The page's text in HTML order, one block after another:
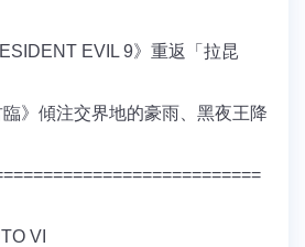
EVIL 9》重返「拉昆
》傾注交界地的豪雨、黑夜王降
VI